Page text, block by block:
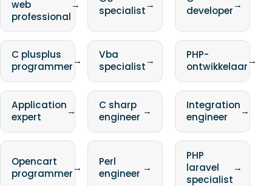
web
professional
→
specialist→
developer→
C plusplus
programmer→
Vba
specialist→
PHP-
ontwikkelaar→
Application
expert
→
C sharp
engineer →
Integration
engineer
→
Opencart
programmer→
Perl
engineer →
PHP
laravel
specialist
→